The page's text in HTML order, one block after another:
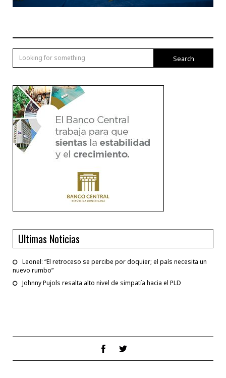
Search
Ultimas Noticias
Leonel: “El retroceso se percibe por doquier; el país necesita un
nuevo rumbo”
Johnny Pujols resalta alto nivel de simpatía hacia el PLD